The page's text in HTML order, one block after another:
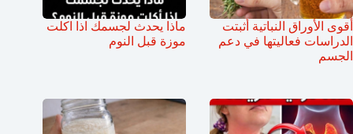
أقوى الأوراق النباتية أثبتت
الدراسات فعاليتها في دعم
الجسم
ماذا يحدث لجسمك اذا اكلت
موزة قبل النوم